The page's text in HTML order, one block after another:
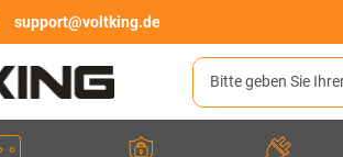
support@voltking.de